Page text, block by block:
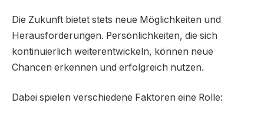
Die Zukunft bietet stets neue Möglichkeiten und
Herausforderungen. Persönlichkeiten, die sich
kontinuierlich weiterentwickeln, können neue
Chancen erkennen und erfolgreich nutzen.
Dabei spielen verschiedene Faktoren eine Rolle: